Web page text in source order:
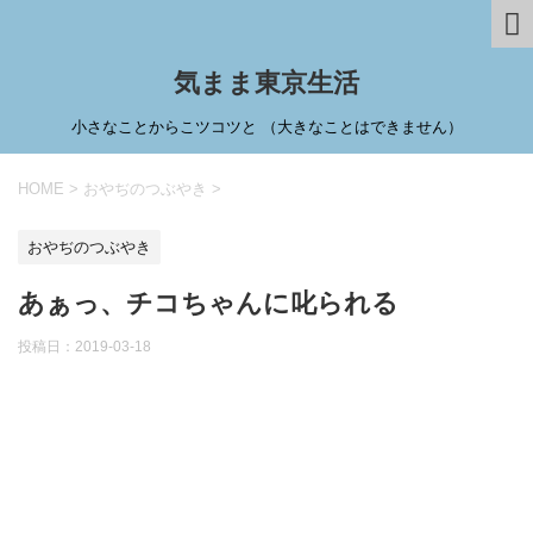
気まま東京生活
小さなことからこツコツと （大きなことはできません）
HOME > おやぢのつぶやき >
おやぢのつぶやき
あぁっ、チコちゃんに叱られる
投稿日： 2019-03-18